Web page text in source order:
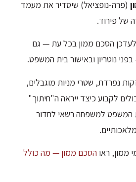
(פרה-נופציאל) שיסדיר את מעמד
של פירוד.
לעדכן הסכם ממון בכל עת — גם
נוטריון ובאישור בית המשפט.
נפרדת, שטרי מניות מוגבלים,
לקבוע כיצד ייראה ה"חיתוך"
המשפט למשפחה רשאי לחדור
ממון, ראו הסכם ממון — מה כולל